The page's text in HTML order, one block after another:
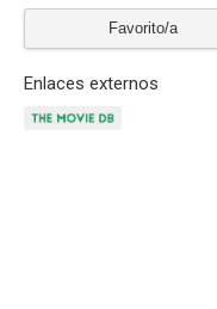
Favorito/a
Enlaces externos